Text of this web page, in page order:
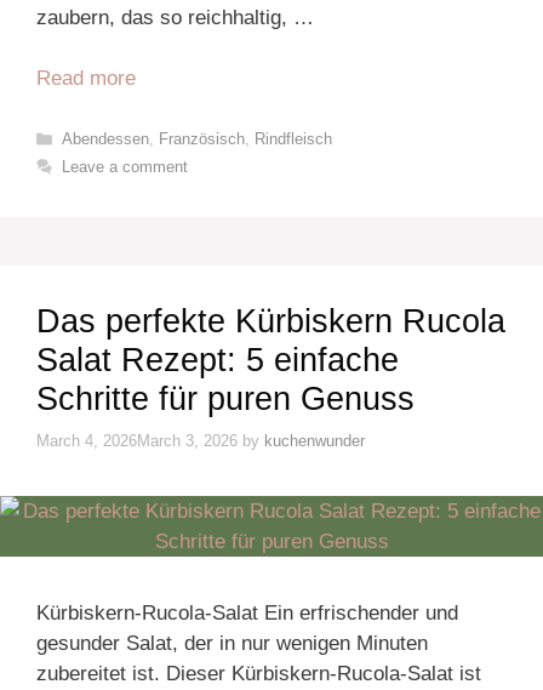
zaubern, das so reichhaltig, …
Read more
Categories
Abendessen, Französisch, Rindfleisch
Leave a comment
Das perfekte Kürbiskern Rucola
Salat Rezept: 5 einfache
Schritte für puren Genuss
March 4, 2026March 3, 2026 by kuchenwunder
Kürbiskern-Rucola-Salat Ein erfrischender und
gesunder Salat, der in nur wenigen Minuten
zubereitet ist. Dieser Kürbiskern-Rucola-Salat ist